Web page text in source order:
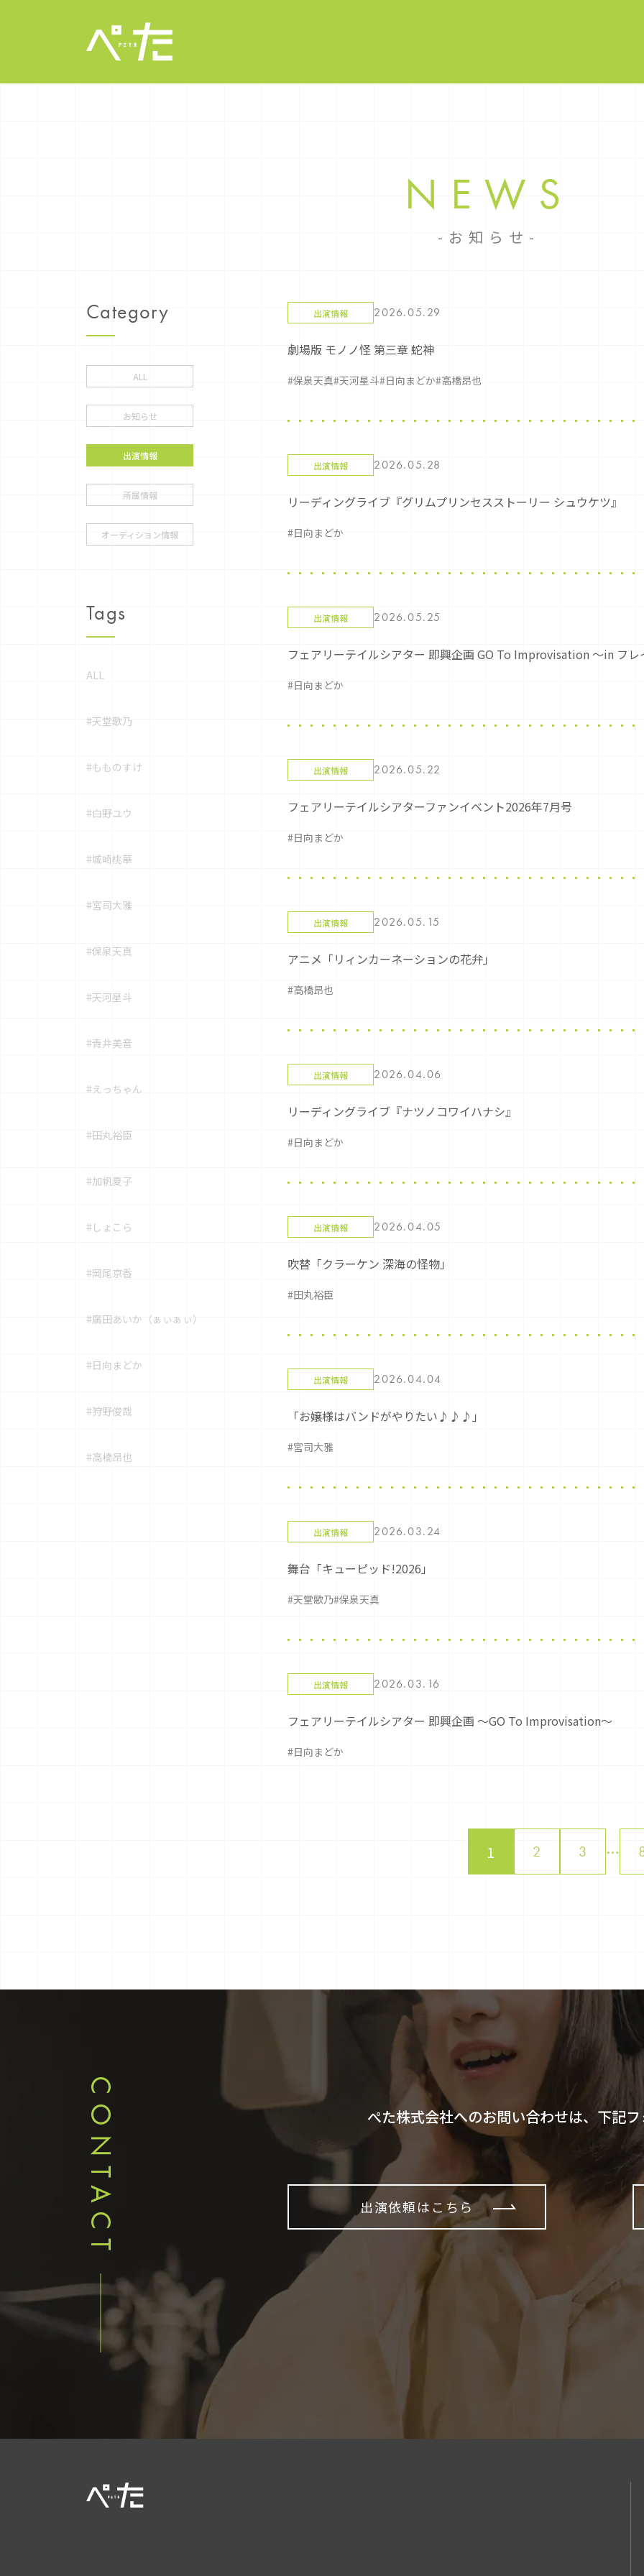
NEWS
お知らせ
Category
ALL
お知らせ
出演情報
所属情報
オーディション情報
Tags
ALL
#天堂歌乃
#もものすけ
#白野ユウ
#城崎桃華
#宮司大雅
#保泉天真
#天河星斗
#青井美音
#えっちゃん
#田丸裕臣
#加帆夏子
#しょこら
#岡尾京香
#廣田あいか（ぁぃぁぃ）
#日向まどか
#狩野俊哉
#高橋昂也
出演情報 2026.05.29
劇場版 モノノ怪 第三章 蛇神
#保泉天真#天河星斗#日向まどか#高橋昂也
出演情報 2026.05.28
リーディングライブ『グリムプリンセスストーリー シュウケツ』
#日向まどか
出演情報 2026.05.25
フェアリーテイルシアター 即興企画 GO To Improvisation ～in フレ
#日向まどか
出演情報 2026.05.22
フェアリーテイルシアターファンイベント2026年7月号
#日向まどか
出演情報 2026.05.15
アニメ「リィンカーネーションの花弁」
#高橋昂也
出演情報 2026.04.06
リーディングライブ『ナツノコワイハナシ』
#日向まどか
出演情報 2026.04.05
吹替「クラーケン 深海の怪物」
#田丸裕臣
出演情報 2026.04.04
「お嬢様はバンドがやりたい♪♪♪」
#宮司大雅
出演情報 2026.03.24
舞台「キューピッド!2026」
#天堂歌乃#保泉天真
出演情報 2026.03.16
フェアリーテイルシアター 即興企画 ～GO To Improvisation～
#日向まどか
1 2 3 …
CONTACT ぺた株式会社へのお問い合わせは、下記
出演依頼はこちら